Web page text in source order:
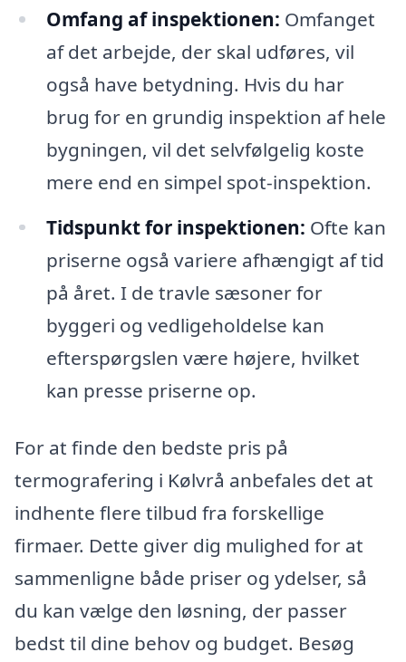
Omfang af inspektionen: Omfanget
af det arbejde, der skal udføres, vil
også have betydning. Hvis du har
brug for en grundig inspektion af hele
bygningen, vil det selvfølgelig koste
mere end en simpel spot-inspektion.
Tidspunkt for inspektionen: Ofte kan
priserne også variere afhængigt af tid
på året. I de travle sæsoner for
byggeri og vedligeholdelse kan
efterspørgslen være højere, hvilket
kan presse priserne op.
For at finde den bedste pris på
termografering i Kølvrå anbefales det at
indhente flere tilbud fra forskellige
firmaer. Dette giver dig mulighed for at
sammenligne både priser og ydelser, så
du kan vælge den løsning, der passer
bedst til dine behov og budget. Besøg